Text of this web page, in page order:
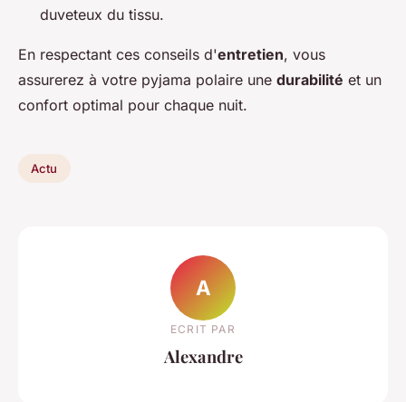
duveteux du tissu.
En respectant ces conseils d'entretien, vous
assurerez à votre pyjama polaire une durabilité et un
confort optimal pour chaque nuit.
Actu
A
ECRIT PAR
Alexandre